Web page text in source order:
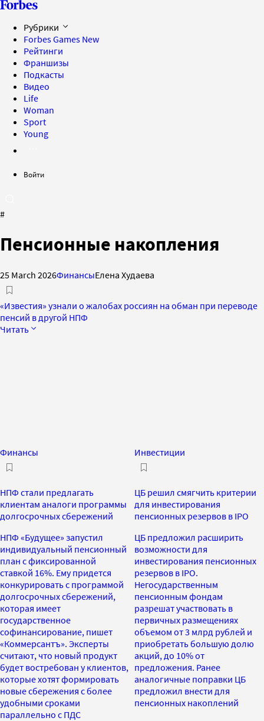
Рубрики
Forbes Games New
Рейтинги
Франшизы
Подкасты
Видео
Life
Woman
Sport
Young
Войти
#
Пенсионные накопления
25 March 2026ФинансыЕлена Худаева
«Известия» узнали о жалобах россиян на обман при переводе
пенсий в другой НПФ
Читать
Финансы
НПФ стали предлагать
клиентам аналоги программы
долгосрочных сбережений
НПФ «Будущее» запустил
индивидуальный пенсионный
план с фиксированной
ставкой 16%. Ему придется
конкурировать с программой
долгосрочных сбережений,
которая имеет
государственное
софинансирование, пишет
«Коммерсантъ». Эксперты
считают, что новый продукт
будет востребован у клиентов,
которые хотят формировать
новые сбережения с более
удобными сроками
параллельно с ПДС
Инвестиции
ЦБ решил смягчить критерии
для инвестирования
пенсионных резервов в IPO
ЦБ предложил расширить
возможности для
инвестирования пенсионных
резервов в IPO.
Негосударственным
пенсионным фондам
разрешат участвовать в
первичных размещениях
объемом от 3 млрд рублей и
приобретать большую долю
акций, до 10% от
предложения. Ранее
аналогичные поправки ЦБ
предложил внести для
пенсионных накоплений